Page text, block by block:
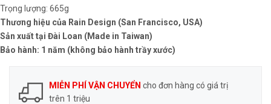
Trọng lượng: 665g
Thương hiệu của Rain Design (San Francisco, USA)
Sản xuất tại Đài Loan (Made in Taiwan)
Bảo hành: 1 năm (không bảo hành trầy xước)
MIỄN PHÍ VẬN CHUYỂN cho đơn hàng có giá trị
trên 1 triệu